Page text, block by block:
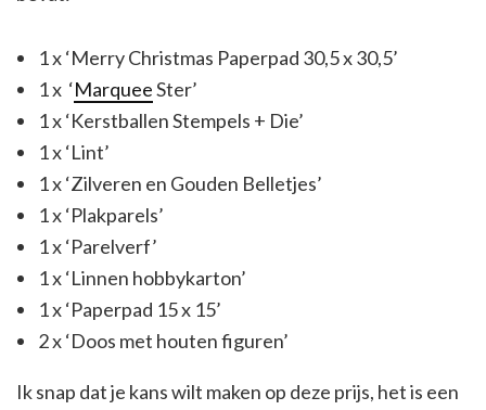
1 x ‘Merry Christmas Paperpad 30,5 x 30,5’
1 x ‘MarqueeSter’
1 x ‘Kerstballen Stempels + Die’
1 x ‘Lint’
1 x ‘Zilveren en Gouden Belletjes’
1 x ‘Plakparels’
1 x ‘Parelverf’
1 x ‘Linnen hobbykarton’
1 x ‘Paperpad 15 x 15’
2 x ‘Doos met houten figuren’
Ik snap dat je kans wilt maken op deze prijs, het is een